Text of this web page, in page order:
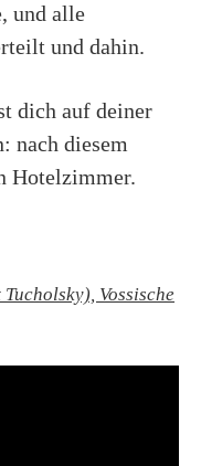
und alle
und dahin.
dich auf deiner
nach diesem
Hotelzimmer.
Vossische